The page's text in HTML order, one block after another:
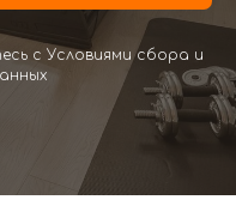
с Условиями сбора и